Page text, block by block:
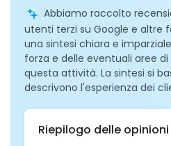
Abbiamo raccolto
utenti terzi su Google e altre
una sintesi chiara e
forza e delle eventuali aree
questa attività. La sintesi si
descrivono l'esperienza dei
Riepilogo delle